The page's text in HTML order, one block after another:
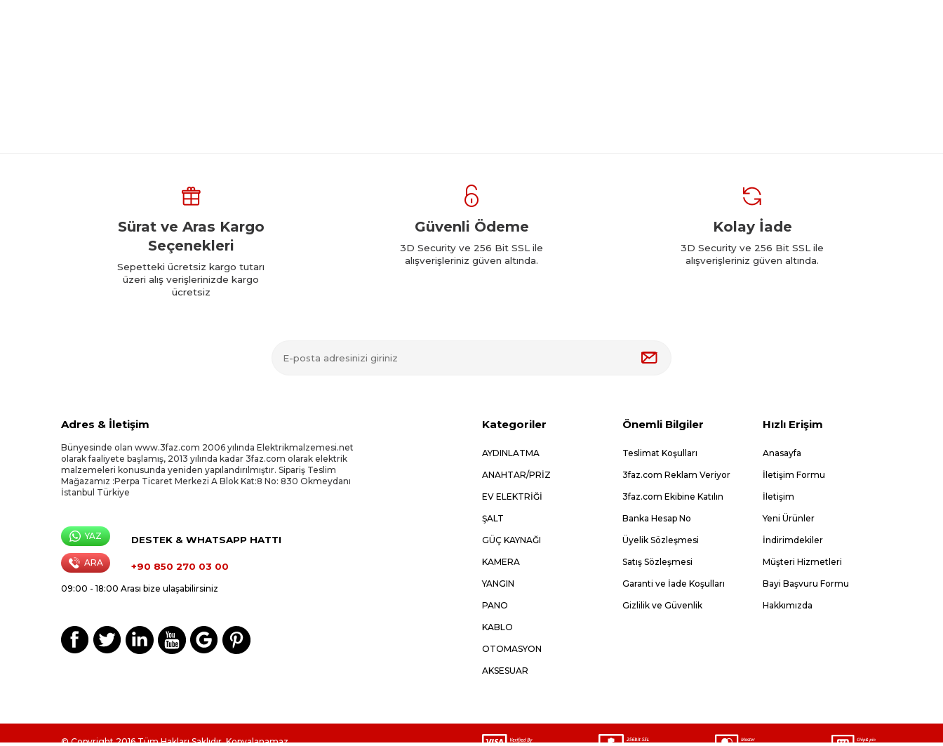
Sürat ve Aras Kargo
Seçenekleri
Sepetteki ücretsiz kargo tutarı
üzeri alış verişlerinizde kargo
ücretsiz
Güvenli Ödeme
3D Security ve 256 Bit SSL ile
alışverişleriniz güven altında.
Kolay İade
3D Security ve 256 Bit SSL ile
alışverişleriniz güven altında.
Adres & İletişim
Bünyesinde olan www.3faz.com 2006 yılında Elektrikmalzemesi.net
olarak faaliyete başlamış, 2013 yılında kadar 3faz.com olarak elektrik
malzemeleri konusunda yeniden yapılandırılmıştır. Sipariş Teslim
Mağazamız :Perpa Ticaret Merkezi A Blok Kat:8 No: 830 Okmeydanı
İstanbul Türkiye
YAZ DESTEK & WHATSAPP HATTI
ARA +90 850 270 03 00
09:00 - 18:00 Arası bize ulaşabilirsiniz
Kategoriler
AYDINLATMA
ANAHTAR/PRİZ
EV ELEKTRİĞİ
ŞALT
GÜÇ KAYNAĞI
KAMERA
YANGIN
PANO
KABLO
OTOMASYON
AKSESUAR
Önemli Bilgiler
Teslimat Koşulları
3faz.com Reklam Veriyor
3faz.com Ekibine Katılın
Banka Hesap No
Üyelik Sözleşmesi
Satış Sözleşmesi
Garanti ve İade Koşulları
Gizlilik ve Güvenlik
Hızlı Erişim
Anasayfa
İletişim Formu
İletişim
Yeni Ürünler
İndirimdekiler
Müşteri Hizmetleri
Bayi Başvuru Formu
Hakkımızda
© Copyright 2016 Tüm Hakları Saklıdır, Kopyalanamaz.